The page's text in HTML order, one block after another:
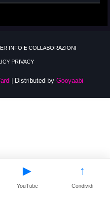
INFO E COLLABORAZIONI
PRIVACY
| Distributed by Gooyaabi
▶
YouTube
↑
Condividi